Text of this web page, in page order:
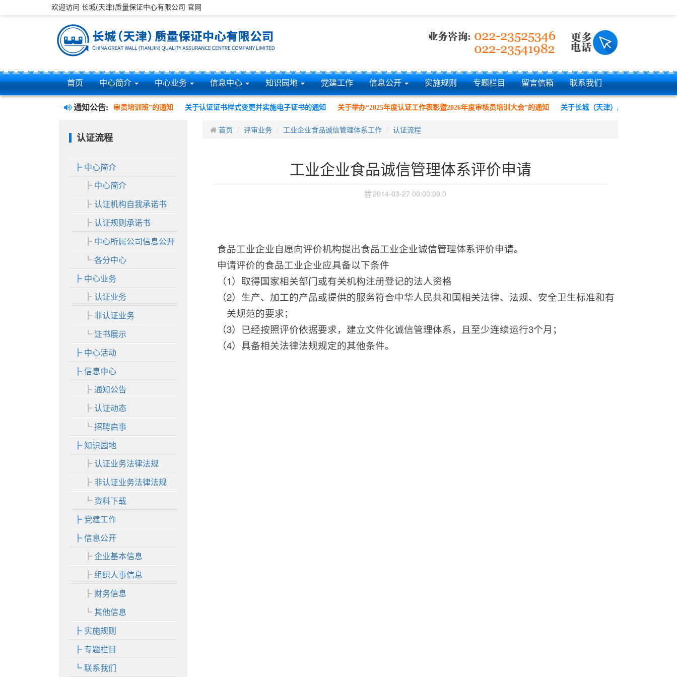
欢迎访问 长城(天津)质量保证中心有限公司 官网
首页 中心简介 中心业务 信息中心 知识园地 党建工作 信息公开 实施规则 专题栏目 留言信箱 联系我们
通知公告:
境、职业健康安全管理三体系内审员培训班”的通知 关于认证证书样式变更并实施电子证书的通知 关于举办“2025年度认证工作表彰暨2026年度审核员培训大会”的通知 关于长城（天津）质量保证中心有限
认证流程
中心简介
中心简介
认证机构自我承诺书
认证规则承诺书
中心所属公司信息公开
各分中心
中心业务
认证业务
非认证业务
证书展示
中心活动
信息中心
通知公告
认证动态
招聘启事
知识园地
认证业务法律法规
非认证业务法律法规
资料下载
党建工作
信息公开
企业基本信息
组织人事信息
财务信息
其他信息
实施规则
专题栏目
联系我们
首页 评审业务 工业企业食品诚信管理体系工作 认证流程
工业企业食品诚信管理体系评价申请
2014-03-27 00:00:00.0
食品工业企业自愿向评价机构提出食品工业企业诚信管理体系评价申请。
申请评价的食品工业企业应具备以下条件
（1）取得国家相关部门或有关机构注册登记的法人资格
（2）生产、加工的产品或提供的服务符合中华人民共和国相关法律、法规、安全卫生标准和有
关规范的要求；
（3）已经按照评价依据要求，建立文件化诚信管理体系，且至少连续运行3个月；
（4）具备相关法律法规规定的其他条件。